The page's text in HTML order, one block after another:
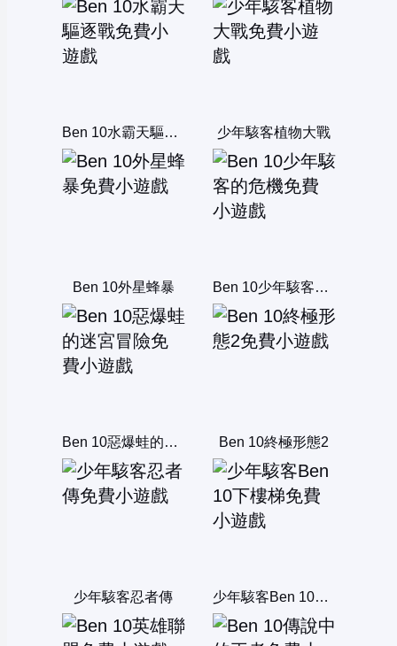
Ben 10水霸天驅逐戰 少年駭客植物大戰
Ben 10外星蜂暴 Ben 10少年駭客的危機
Ben 10惡爆蛙的迷宮冒險 Ben 10終極形態2
少年駭客忍者傳 少年駭客Ben 10下樓梯